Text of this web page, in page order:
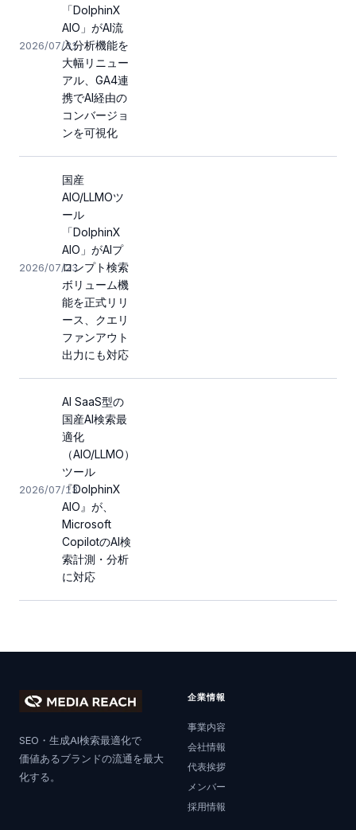
2026/07/31
「DolphinX
AIO」がAI流
入分析機能を
大幅リニュー
アル、GA4連
携でAI経由の
コンバージョ
ンを可視化
2026/07/23
国産
AIO/LLMOツ
ール
「DolphinX
AIO」がAIプ
ロンプト検索
ボリューム機
能を正式リリ
ース、クエリ
ファンアウト
出力にも対応
2026/07/13
AI SaaS型の
国産AI検索最
適化
（AIO/LLMO）
ツール
『DolphinX
AIO』が、
Microsoft
CopilotのAI検
索計測・分析
に対応
SEO・生成AI検索最適化で
価値あるブランドの流通を最大
化する。
企業情報
事業内容
会社情報
代表挨拶
メンバー
採用情報